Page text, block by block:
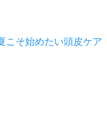
こそ始めたい頭皮ケア